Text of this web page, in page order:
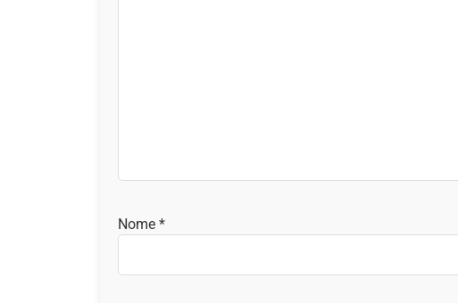
Nome *